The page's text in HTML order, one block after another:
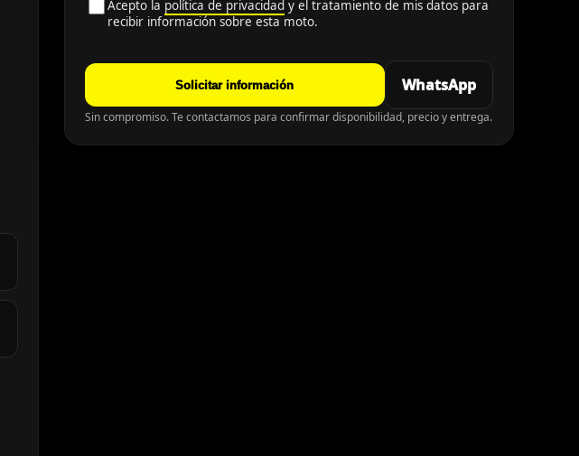
Acepto la política de privacidady el tratamiento de mis datos para
recibir información sobre esta moto.
Solicitar información WhatsApp
Sin compromiso. Te contactamos para confirmar disponibilidad, precio y entrega.